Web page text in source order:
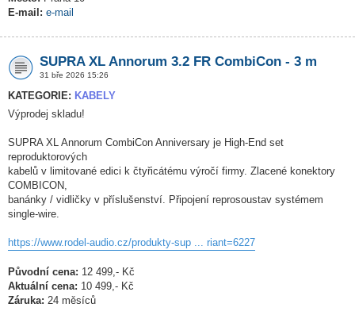
E-mail: e-mail
SUPRA XL Annorum 3.2 FR CombiCon - 3 m
31 bře 2026 15:26
KATEGORIE: KABELY
Výprodej skladu!
SUPRA XL Annorum CombiCon Anniversary je High-End set
reproduktorových
kabelů v limitované edici k čtyřicátému výročí firmy. Zlacené konektory
COMBICON,
banánky / vidličky v příslušenství. Připojení reprosoustav systémem
single-wire.
https://www.rodel-audio.cz/produkty-sup ... riant=6227
Původní cena: 12 499,- Kč
Aktuální cena: 10 499,- Kč
Záruka: 24 měsíců